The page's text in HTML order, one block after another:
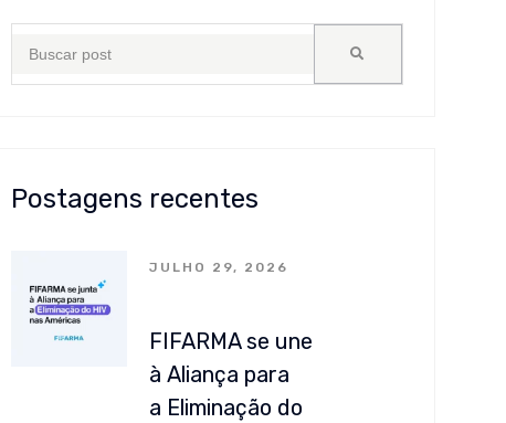
Postagens recentes
JULHO 29, 2026
FIFARMA se une
à Aliança para
a Eliminação do